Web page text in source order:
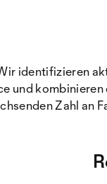
identifizieren
Zahl an